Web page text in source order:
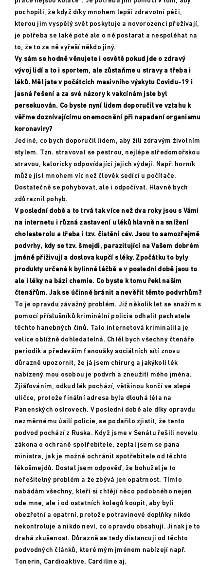
pochopili, že když díky mnohem lepší zdravotní péči,
kterou jim vyspělý svět poskytuje a novorozenci přežívají,
je potřeba se také poté ale o ně postarat a nespoléhat na
to, že to za ně vyřeší někdo jiný.
Vy sám se hodně věnujete i osvětě pokud jde o zdravý
vývoj lidí a to i sportem, ale zůstaňme u stravy a třeba i
léků. Měl jste v počátcích masivního výskytu Covidu-19 i
jasná řešení a za své názory k vakcínám jste byl
persekuován. Co byste nyní lidem doporučil ve vztahu k
věřme doznívajícímu onemocnění při napadení organismu
koronaviry?
Jediné, co bych doporučil lidem, aby žili zdravým životním
stylem. Tzn. stravovat se pestrou, nejlépe středomořskou
stravou, kaloricky odpovídající jejich výdeji. Např. horník
může jíst mnohem víc než člověk sedící u počítače.
Dostatečně se pohybovat, ale i odpočívat. Hlavně bych
zdůraznil pohyb.
V poslední době a to trvá tak více než dva roky jsou s Vámi
na internetu i různá zastavení u léků hlavně na snížení
cholesterolu a třeba i tzv. čistění cév. Jsou to samozřejmě
podvrhy, kdy se tzv. šmejdi, parazitující na Vašem dobrém
jméně přiživují a doslova kupčí s léky. Zpočátku to byly
produkty určené k bylinné léčbě a v poslední době jsou to
ale i léky na bázi chemie. Co byste k tomu řekl našim
čtenářům. Jak se účinně bránit a nevěřit těmto podvrhům?
To je opravdu závažný problém. Již několik let se snažím s
pomocí příslušníků kriminální policie odhalit pachatele
těchto hanebných činů. Tato internetová kriminalita je
velice obtížně dohledatelná. Chtěl bych všechny čtenáře
periodik a především fanoušky sociálních sítí znovu
důrazně upozornit, že já jsem chirurg a jakýkoli lék
nabízený mou osobou je podvrh a zneužití mého jména.
Zjišťováním, odkud lék pochází, většinou končí ve slepé
uličce, protože finální adresa byla dlouhá léta na
Panenských ostrovech. V poslední době ale díky opravdu
nezměrnému úsilí policie, se podařilo zjistit, že tento
podvod pochází z Ruska . Když jsme v Senátu řešili novelu
zákona o ochraně spotřebitele, zeptal jsem se pana
ministra, jak je možné ochránit spotřebitele od těchto
lékošmejdů. Dostal jsem odpověď, že bohužel je to
neřešitelný problém a že zbývá jen opatrnost. Tímto
nabádám všechny, kteří si chtějí něco podobného nejen
ode mne, ale i od ostatních kolegů koupit, aby byli
obezřetní a opatrní, protože potravinové doplňky nikdo
nekontroluje a nikdo neví, co opravdu obsahují. Jinak je to
drahá zkušenost. Důrazně se tedy distancuji od těchto
podvodných článků, které mým jménem nabízejí např.
Tonerin, Cardioaktive, Cardiline aj.